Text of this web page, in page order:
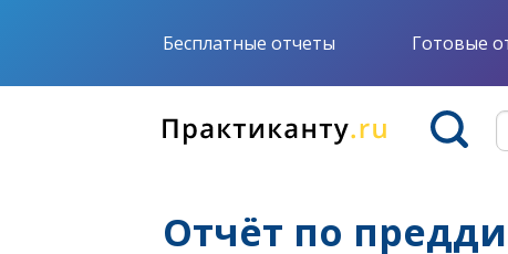
Бесплатные отчеты Готовые
Отчёт по